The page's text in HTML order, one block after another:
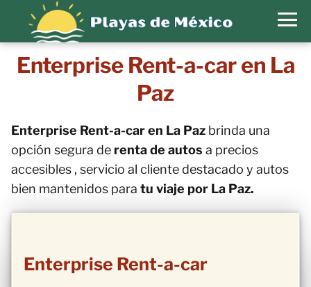
Enterprise Rent-a-car en La
Paz
Enterprise Rent-a-car en La Paz brinda una
opción segura de renta de autos a precios
accesibles , servicio al cliente destacado y autos
bien mantenidos para tu viaje por La Paz.
Enterprise Rent-a-car